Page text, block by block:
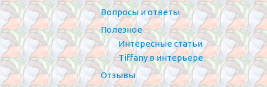
Вопросы и ответы
Полезное
Интересные статьи
Tiffany в интерьере
Отзывы